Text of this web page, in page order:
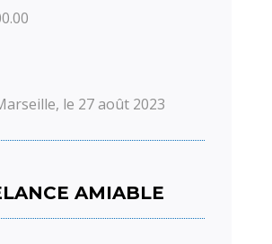
le 27 août 2023
AMIABLE